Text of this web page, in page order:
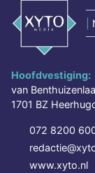
Hoofdvestiging:
van
1701 BZ
072 8200
www.xyto.nl